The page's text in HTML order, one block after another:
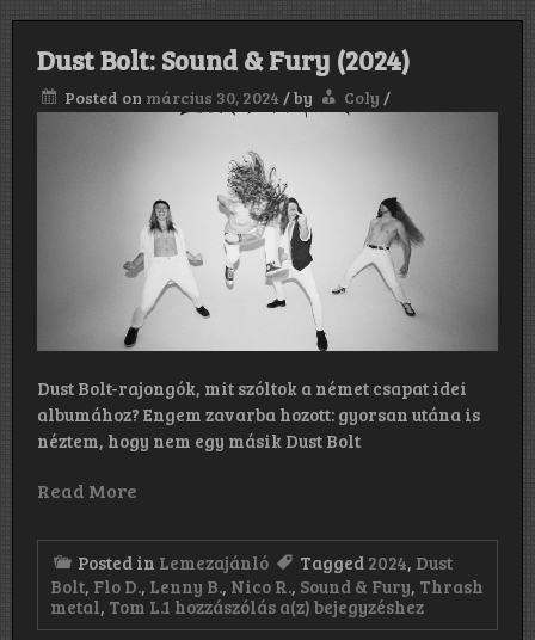
Dust Bolt: Sound & Fury (2024)
Posted on március 30, 2024 /by Coly /
Dust Bolt-rajongók, mit szóltok a német csapat idei
albumához? Engem zavarba hozott: gyorsan utána is
néztem, hogy nem egy másik Dust Bolt
Read More
Posted in Lemezajánló Tagged 2024, Dust
Bolt, Flo D., Lenny B., Nico R., Sound & Fury, Thrash
metal, Tom L.1 hozzászólás a(z) Dust
Bolt:
bejegyzéshez